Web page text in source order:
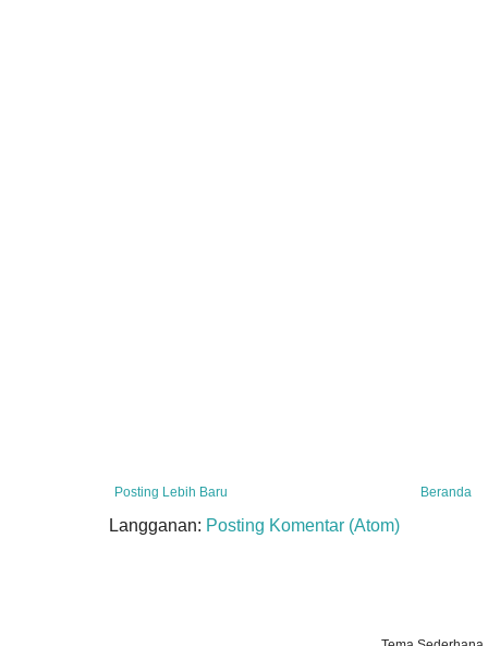
Posting Lebih Baru Beranda
Langganan: Posting Komentar (Atom)